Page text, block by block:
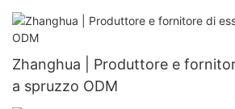
Zhanghua
Zhanghua | Produttore e
a spruzzo ODM